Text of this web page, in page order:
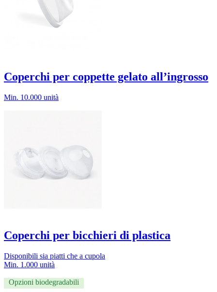
Coperchi per coppette gelato all’ingrosso
Min. 10.000 unità
Coperchi per bicchieri di plastica
Disponibili sia piatti che a cupola
Min. 1.000 unità
Opzioni biodegradabili